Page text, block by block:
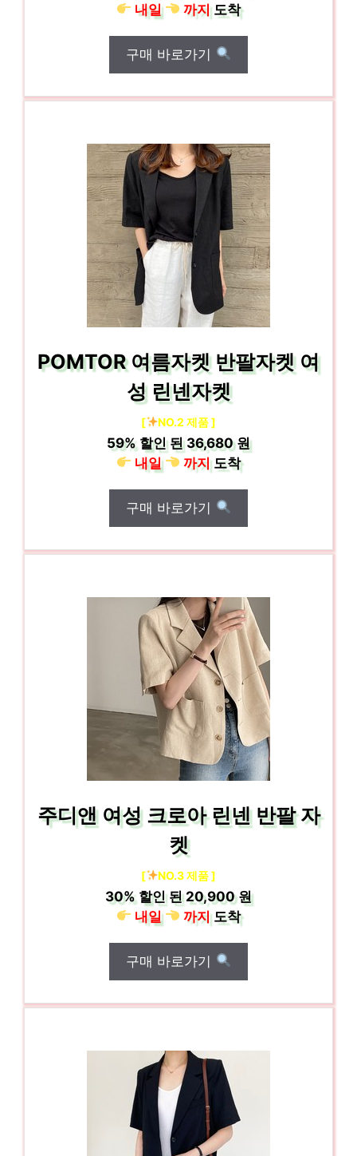
내일
까지도착
구매 바로가기
POMTOR 여름자켓 반팔자켓 여
성 린넨자켓
[ NO.2 제품 ]
59% 할인 된36,680 원
내일
까지도착
구매 바로가기
주디앤 여성 크로아 린넨 반팔 자
켓
[ NO.3 제품 ]
30% 할인 된20,900 원
내일
까지도착
구매 바로가기